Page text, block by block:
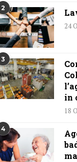
2
24
3
in
18
4